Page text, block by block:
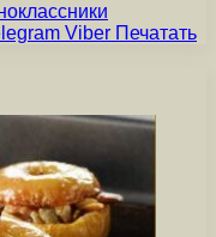
Viber Печатать